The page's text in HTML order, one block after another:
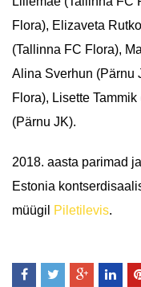
Flora), Elizaveta
(Tallinna FC Flora),
Alina Sverhun (Pärnu
Flora), Lisette
(Pärnu JK).
2018. aasta parimad
Estonia
müügil
Piletilevis.